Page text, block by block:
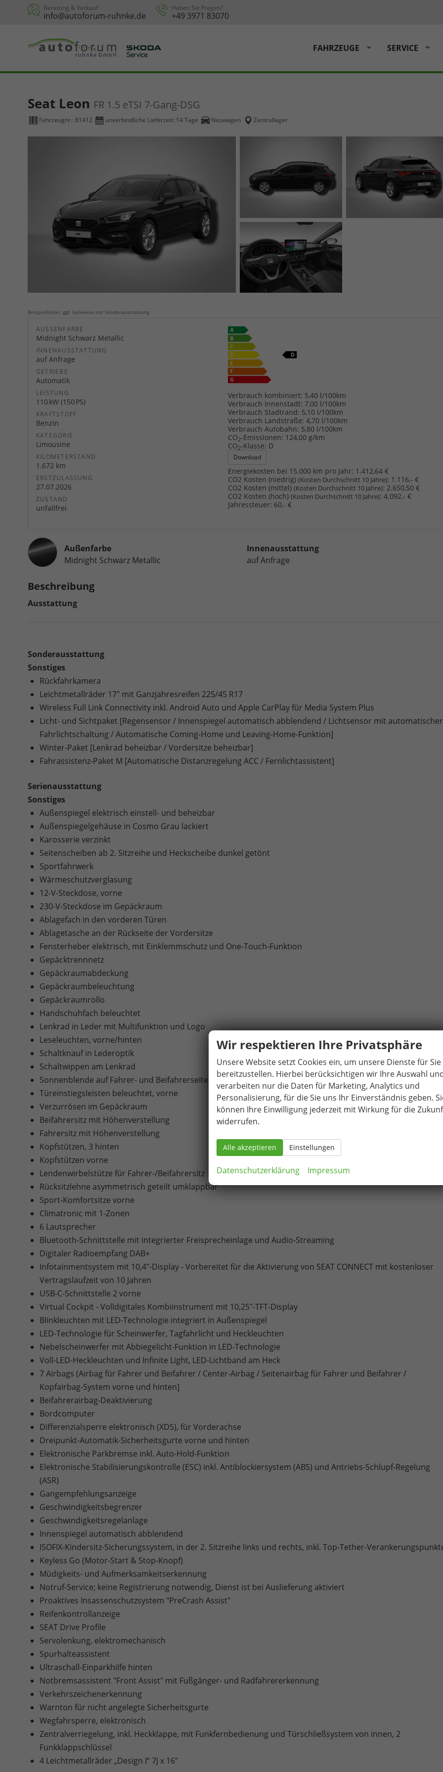
Beratung & Verkauf
info@autoforum-ruhnke.de
Haben Sie Fragen?
+49 3971 83070
FAHRZEUGE SERVICE
Seat Leon FR 1.5 eTSI 7-Gang-DSG
Fahrzeugnr.: 81412 unverbindliche Lieferzeit: 14 Tage Neuwagen Zentrallager
Beispielbilder, ggf. teilweise mit Sonderausstattung
AUSSENFARBE
Midnight Schwarz Metallic
INNENAUSSTATTUNG
auf Anfrage
GETRIEBE
Automatik
LEISTUNG
110 kW (150 PS)
KRAFTSTOFF
Benzin
KATEGORIE
Limousine
KILOMETERSTAND
1.672 km
ERSTZULASSUNG
27.07.2026
ZUSTAND
unfallfrei
Verbrauch kombiniert: 5,40 l/100km
Verbrauch Innenstadt: 7,00 l/100km
Verbrauch Stadtrand: 5,10 l/100km
Verbrauch Landstraße: 4,70 l/100km
Verbrauch Autobahn: 5,80 l/100km
CO2-Emissionen: 124,00 g/km
CO2-Klasse: D
Download
Energiekosten bei 15.000 km pro Jahr: 1.412,64 €
CO2 Kosten (niedrig) (Kosten Durchschnitt 10 Jahre): 1.116,- €
CO2 Kosten (mittel) (Kosten Durchschnitt 10 Jahre): 2.650,50 €
CO2 Kosten (hoch) (Kosten Durchschnitt 10 Jahre): 4.092,- €
Jahressteuer: 60,- €
Außenfarbe
Midnight Schwarz Metallic
Innenausstattung
auf Anfrage
Beschreibung
Ausstattung
Sonderausstattung
Sonstiges
Rückfahrkamera
Leichtmetallräder 17" mit Ganzjahresreifen 225/45 R17
Wireless Full Link Connectivity inkl. Android Auto und Apple CarPlay für Media System Plus
Licht- und Sichtpaket [Regensensor / Innenspiegel automatisch abblendend / Lichtsensor mit automatischer
Fahrlichtschaltung / Automatische Coming-Home und Leaving-Home-Funktion]
Winter-Paket [Lenkrad beheizbar / Vordersitze beheizbar]
Fahrassistenz-Paket M [Automatische Distanzregelung ACC / Fernlichtassistent]
Serienausstattung
Sonstiges
Außenspiegel elektrisch einstell- und beheizbar
Außenspiegelgehäuse in Cosmo Grau lackiert
Karosserie verzinkt
Seitenscheiben ab 2. Sitzreihe und Heckscheibe dunkel getönt
Sportfahrwerk
Wärmeschutzverglasung
12-V-Steckdose, vorne
230-V-Steckdose im Gepäckraum
Ablagefach in den vorderen Türen
Ablagetasche an der Rückseite der Vordersitze
Fensterheber elektrisch, mit Einklemmschutz und One-Touch-Funktion
Gepäcktrennnetz
Gepäckraumabdeckung
Gepäckraumbeleuchtung
Gepäckraumrollo
Handschuhfach beleuchtet
Lenkrad in Leder mit Multifunktion und Logo
Leseleuchten, vorne/hinten
Schaltknauf in Lederoptik
Schaltwippen am Lenkrad
Sonnenblende auf Fahrer- und Beifahrerseite mit Make-up-Spiegel und Beleuchtung
Türeinstiegsleisten beleuchtet, vorne
Verzurrösen im Gepäckraum
Beifahrersitz mit Höhenverstellung
Fahrersitz mit Höhenverstellung
Kopfstützen, 3 hinten
Kopfstützen vorne
Lendenwirbelstütze für Fahrer-/Beifahrersitz
Rücksitzlehne asymmetrisch geteilt umklappbar
Sport-Komfortsitze vorne
Climatronic mit 1-Zonen
6 Lautsprecher
Bluetooth-Schnittstelle mit integrierter Freisprecheinlage und Audio-Streaming
Digitaler Radioempfang DAB+
Infotainmentsystem mit 10,4"-Display - Vorbereitet für die Aktivierung von SEAT CONNECT mit kostenloser
Vertragslaufzeit von 10 Jahren
USB-C-Schnittstelle 2 vorne
Virtual Cockpit - Volldigitales Kombiinstrument mit 10,25"-TFT-Display
Blinkleuchten mit LED-Technologie integriert in Außenspiegel
LED-Technologie für Scheinwerfer, Tagfahrlicht und Heckleuchten
Nebelscheinwerfer mit Abbiegelicht-Funktion in LED-Technologie
Voll-LED-Heckleuchten und Infinite Light, LED-Lichtband am Heck
7 Airbags (Airbag für Fahrer und Beifahrer / Center-Airbag / Seitenairbag für Fahrer und Beifahrer /
Kopfairbag-System vorne und hinten]
Beifahrerairbag-Deaktivierung
Bordcomputer
Differenzialsperre elektronisch (XDS), für Vorderachse
Dreipunkt-Automatik-Sicherheitsgurte vorne und hinten
Elektronische Parkbremse inkl. Auto-Hold-Funktion
Elektronische Stabilisierungskontrolle (ESC) inkl. Antiblockiersystem (ABS) und Antriebs-Schlupf-Regelung
(ASR)
Gangempfehlungsanzeige
Geschwindigkeitsbegrenzer
Geschwindigkeitsregelanlage
Innenspiegel automatisch abblendend
ISOFIX-Kindersitz-Sicherungssystem, in der 2. Sitzreihe links und rechts, inkl. Top-Tether-
Keyless Go (Motor-Start & Stop-Knopf)
Müdigkeits- und Aufmerksamkeitserkennung
Notruf-Service; keine Registrierung notwendig, Dienst ist bei Auslieferung aktiviert
Proaktives Insassenschutzsystem "PreCrash Assist"
Reifenkontrollanzeige
SEAT Drive Profile
Servolenkung, elektromechanisch
Spurhalteassistent
Ultraschall-Einparkhilfe hinten
Notbremsassistent "Front Assist" mit Fußgänger- und Radfahrererkennung
Verkehrszeichenerkennung
Warnton für nicht angelegte Sicherheitsgurte
Wegfahrsperre, elektronisch
Zentralverriegelung, inkl. Heckklappe, mit Funkfernbedienung und Türschließsystem von innen, 2
Funkklappschlüssel
4 Leichtmetallräder „Design I“ 7J x 16"
Wir respektieren Ihre Privatsphäre
Unsere Website setzt Cookies ein, um unsere Dienste für Sie
bereitzustellen. Hierbei berücksichtigen wir Ihre Auswahl
verarbeiten nur die Daten für Marketing, Analytics und
Personalisierung, für die Sie uns Ihr Einverständnis geben.
können Ihre Einwilligung jederzeit mit Wirkung für die
widerrufen.
Alle akzeptieren Einstellungen
Datenschutzerklärung Impressum